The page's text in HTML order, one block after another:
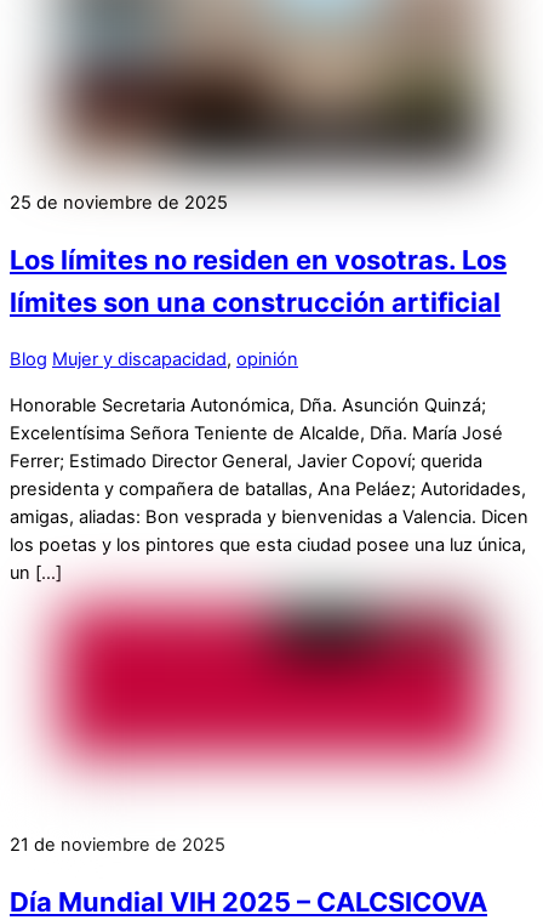
25 de noviembre de 2025
Los límites no residen en vosotras. Los
límites son una construcción artificial
Blog Mujer y discapacidad, opinión
Honorable Secretaria Autonómica, Dña. Asunción Quinzá;
Excelentísima Señora Teniente de Alcalde, Dña. María José
Ferrer; Estimado Director General, Javier Copoví; querida
presidenta y compañera de batallas, Ana Peláez; Autoridades,
amigas, aliadas: Bon vesprada y bienvenidas a Valencia. Dicen
los poetas y los pintores que esta ciudad posee una luz única,
un […]
21 de noviembre de 2025
Día Mundial VIH 2025 – CALCSICOVA